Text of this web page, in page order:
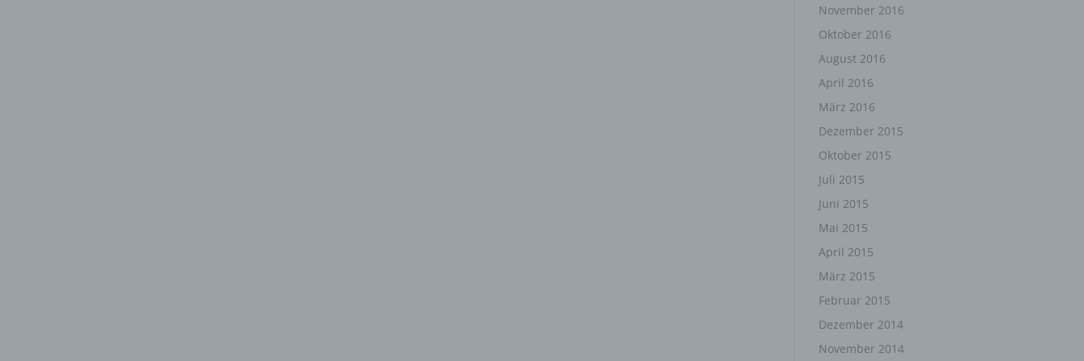
November 2016
Oktober 2016
August 2016
April 2016
März 2016
Dezember 2015
Oktober 2015
Juli 2015
Juni 2015
Mai 2015
April 2015
März 2015
Februar 2015
Dezember 2014
November 2014